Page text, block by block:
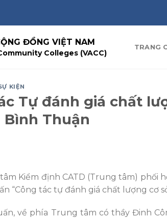
ĐỒNG VIỆT NAM
Colleges (VACC)
TRANG
KIỆN
Tự đánh giá chất
Thuận
Kiểm định CATD (Trung tâm) phối
“Công tác tự đánh giá chất lượng cơ
về phía Trung tâm có thầy Đinh